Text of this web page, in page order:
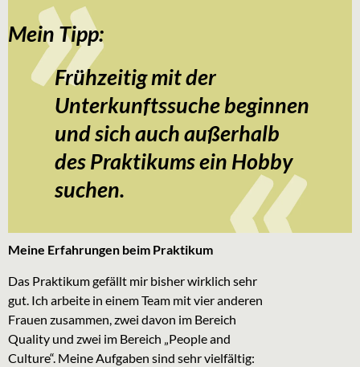
Mein Tipp:
Frühzeitig mit der
Unterkunftssuche beginnen
und sich auch außerhalb
des Praktikums ein Hobby
suchen.
Meine Erfahrungen beim Praktikum
Das Praktikum gefällt mir bisher wirklich sehr
gut. Ich arbeite in einem Team mit vier anderen
Frauen zusammen, zwei davon im Bereich
Quality und zwei im Bereich „People and
Culture“. Meine Aufgaben sind sehr vielfältig: